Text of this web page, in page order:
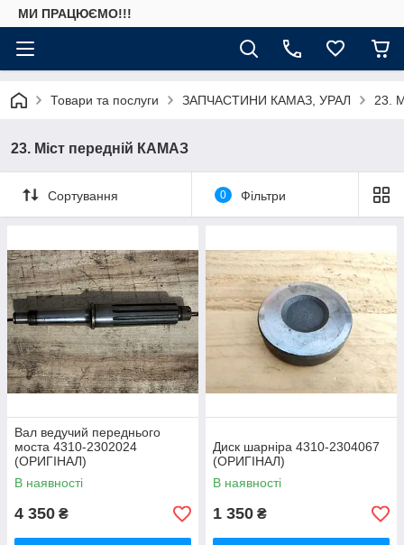
МИ ПРАЦЮЄМО!!!
Товари та послуги ЗАПЧАСТИНИ КАМАЗ, УРАЛ 23.
23. Міст передній КАМАЗ
Сортування 0 Фільтри
Вал ведучий переднього
моста 4310-2302024
(ОРИГІНАЛ)
В наявності
4 350 ₴
Диск шарніра 4310-2304067
(ОРИГІНАЛ)
В наявності
1 350 ₴